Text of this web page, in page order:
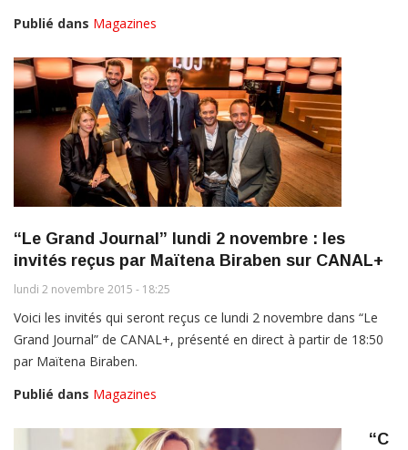
Publié dans Magazines
“Le Grand Journal” lundi 2 novembre : les
invités reçus par Maïtena Biraben sur CANAL+
lundi 2 novembre 2015 - 18:25
Voici les invités qui seront reçus ce lundi 2 novembre dans “Le
Grand Journal” de CANAL+, présenté en direct à partir de 18:50
par Maïtena Biraben.
Publié dans Magazines
“C